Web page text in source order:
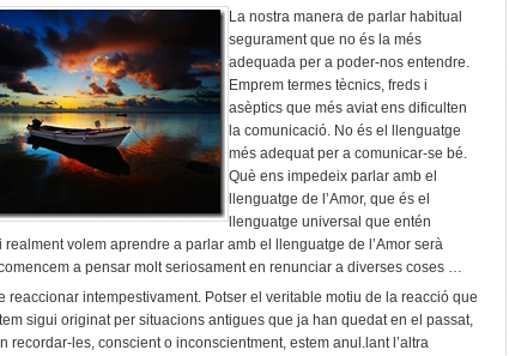
La nostra manera de parlar habitual
segurament que no és la més
adequada per a poder-nos entendre.
Emprem termes tècnics, freds i
asèptics que més aviat ens dificulten
la comunicació. No és el llenguatge
més adequat per a comunicar-se bé.
Què ens impedeix parlar amb el
llenguatge de l’Amor, que és el
llenguatge universal que entén
realment volem aprendre a parlar amb el llenguatge de l’Amor serà
a pensar molt seriosament en renunciar a diverses coses …
reaccionar intempestivament. Potser el veritable motiu de la reacció que
sigui originat per situacions antigues que ja han quedat en el passat,
recordar-les, conscient o inconscientment, estem anul.lant l’altra